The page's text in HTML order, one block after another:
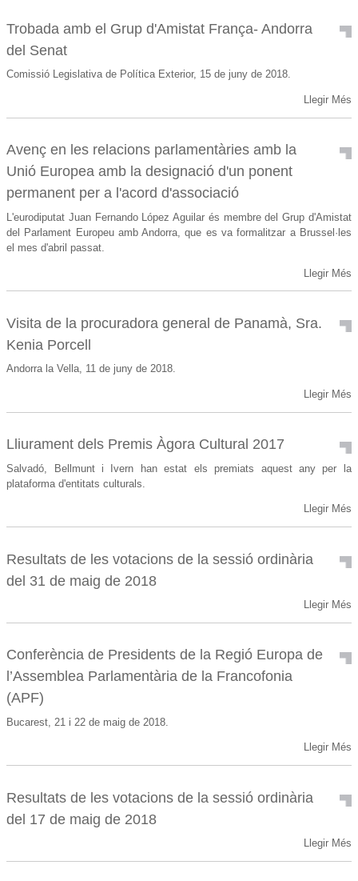
Trobada amb el Grup d'Amistat França- Andorra
del Senat
Comissió Legislativa de Política Exterior, 15 de juny de 2018.
Llegir Més
Avenç en les relacions parlamentàries amb la
Unió Europea amb la designació d'un ponent
permanent per a l'acord d'associació
L'eurodiputat Juan Fernando López Aguilar és membre del Grup d'Amistat
del Parlament Europeu amb Andorra, que es va formalitzar a Brussel·les
el mes d'abril passat.
Llegir Més
Visita de la procuradora general de Panamà, Sra.
Kenia Porcell
Andorra la Vella, 11 de juny de 2018.
Llegir Més
Lliurament dels Premis Àgora Cultural 2017
Salvadó, Bellmunt i Ivern han estat els premiats aquest any per la
plataforma d'entitats culturals.
Llegir Més
Resultats de les votacions de la sessió ordinària
del 31 de maig de 2018
Llegir Més
Conferència de Presidents de la Regió Europa de
l’Assemblea Parlamentària de la Francofonia
(APF)
Bucarest, 21 i 22 de maig de 2018.
Llegir Més
Resultats de les votacions de la sessió ordinària
del 17 de maig de 2018
Llegir Més